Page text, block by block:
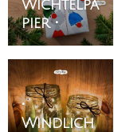
Wichtelpa
pier •
•
Windlich